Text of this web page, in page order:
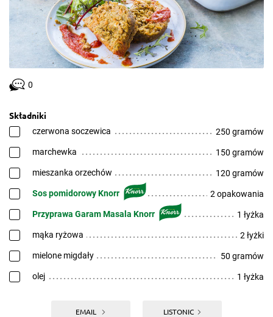
0
Składniki
czerwona soczewica 250 gramów
marchewka 150 gramów
mieszanka orzechów 120 gramów
Sos pomidorowy Knorr 2 opakowania
Przyprawa Garam Masala Knorr 1 łyżka
mąka ryżowa 2 łyżki
mielone migdały 50 gramów
olej 1 łyżka
EMAIL LISTONIC